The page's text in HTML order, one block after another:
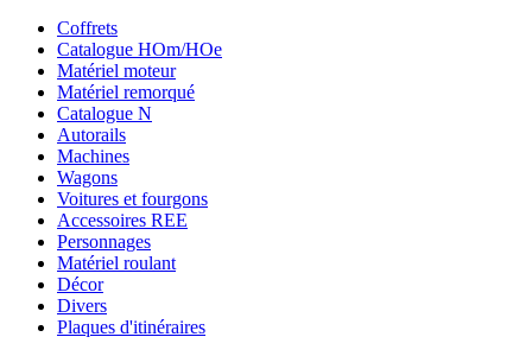
Coffrets
Catalogue HOm/HOe
Matériel moteur
Matériel remorqué
Catalogue N
Autorails
Machines
Wagons
Voitures et fourgons
Accessoires REE
Personnages
Matériel roulant
Décor
Divers
Plaques d'itinéraires